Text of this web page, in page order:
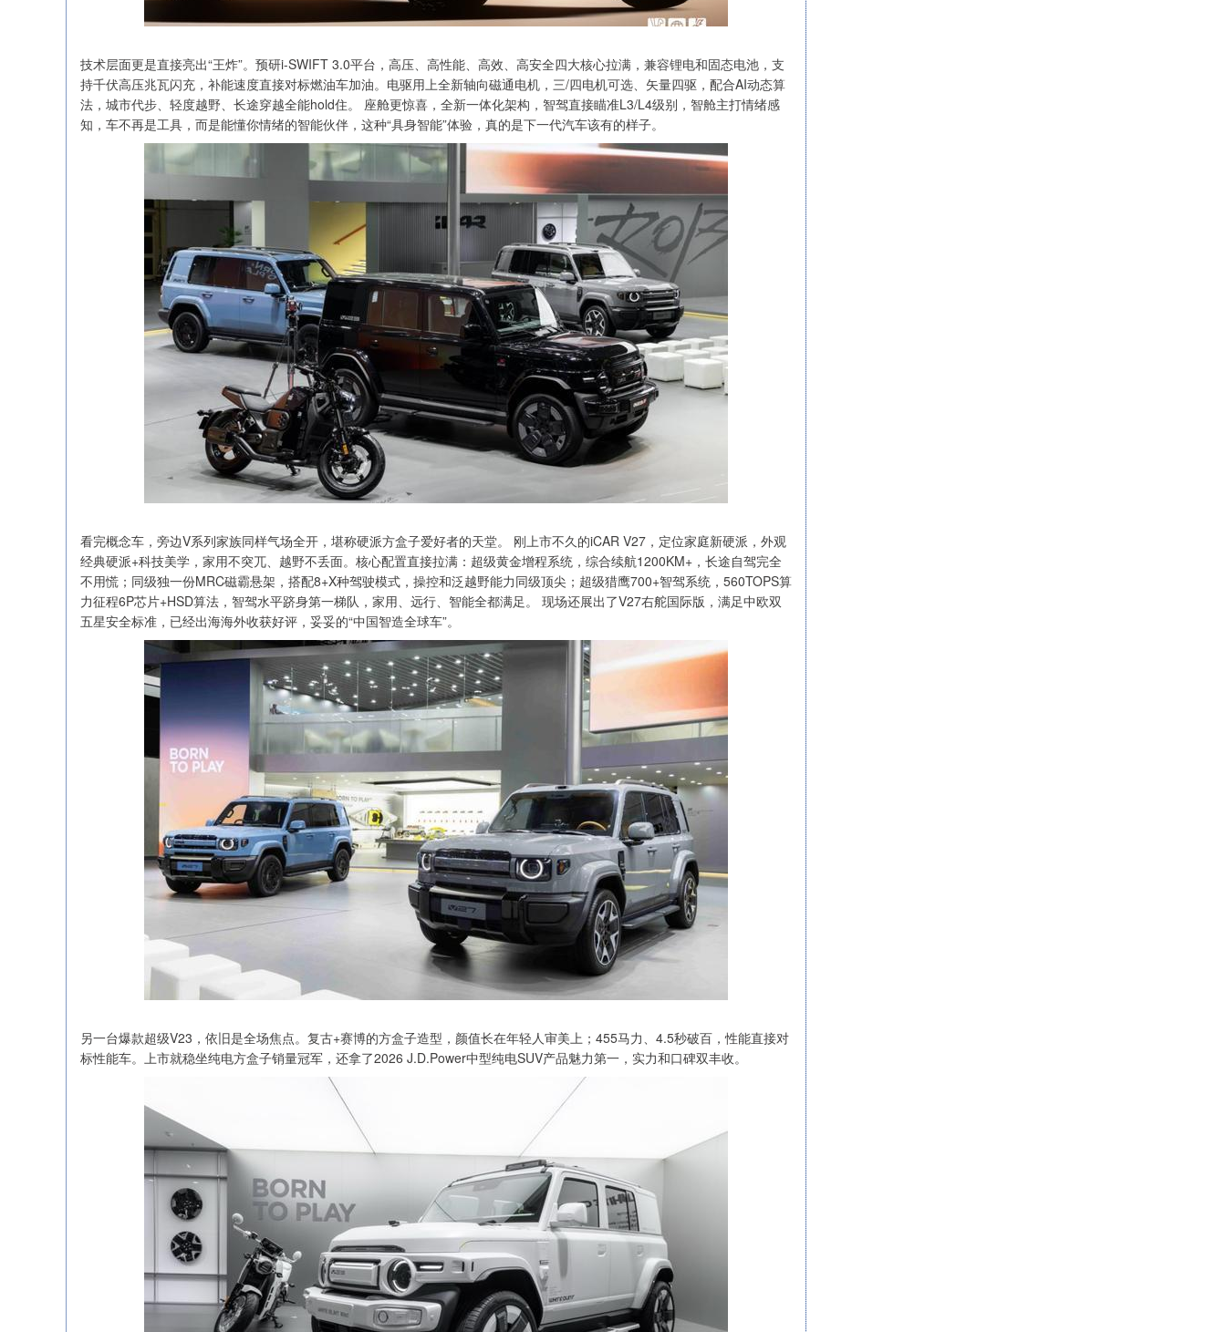
技术层面更是直接亮出“王炸”。预研i-SWIFT 3.0平台，高压、高性能、高效、高安全四大核心拉满，兼容锂电和固态电池，支
持千伏高压兆瓦闪充，补能速度直接对标燃油车加油。电驱用上全新轴向磁通电机，三/四电机可选、矢量四驱，配合AI动态算
法，城市代步、轻度越野、长途穿越全能hold住。 座舱更惊喜，全新一体化架构，智驾直接瞄准L3/L4级别，智舱主打情绪感
知，车不再是工具，而是能懂你情绪的智能伙伴，这种“具身智能”体验，真的是下一代汽车该有的样子。
看完概念车，旁边V系列家族同样气场全开，堪称硬派方盒子爱好者的天堂。 刚上市不久的iCAR V27，定位家庭新硬派，外观
经典硬派+科技美学，家用不突兀、越野不丢面。核心配置直接拉满：超级黄金增程系统，综合续航1200KM+，长途自驾完全
不用慌；同级独一份MRC磁霸悬架，搭配8+X种驾驶模式，操控和泛越野能力同级顶尖；超级猎鹰700+智驾系统，560TOPS算
力征程6P芯片+HSD算法，智驾水平跻身第一梯队，家用、远行、智能全都满足。 现场还展出了V27右舵国际版，满足中欧双
五星安全标准，已经出海海外收获好评，妥妥的“中国智造全球车”。
另一台爆款超级V23，依旧是全场焦点。复古+赛博的方盒子造型，颜值长在年轻人审美上；455马力、4.5秒破百，性能直接对
标性能车。上市就稳坐纯电方盒子销量冠军，还拿了2026 J.D.Power中型纯电SUV产品魅力第一，实力和口碑双丰收。